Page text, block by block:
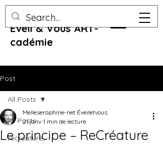
Eveil & Vous ART-
cadémie
Post
All Posts
recreature
All Posts
Le principe – ReCréature
Melleseraphine-net Éveiletvous
21 janv. 1 min de lecture